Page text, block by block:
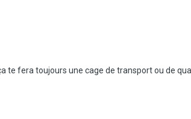
te fera toujours une cage de transport ou de